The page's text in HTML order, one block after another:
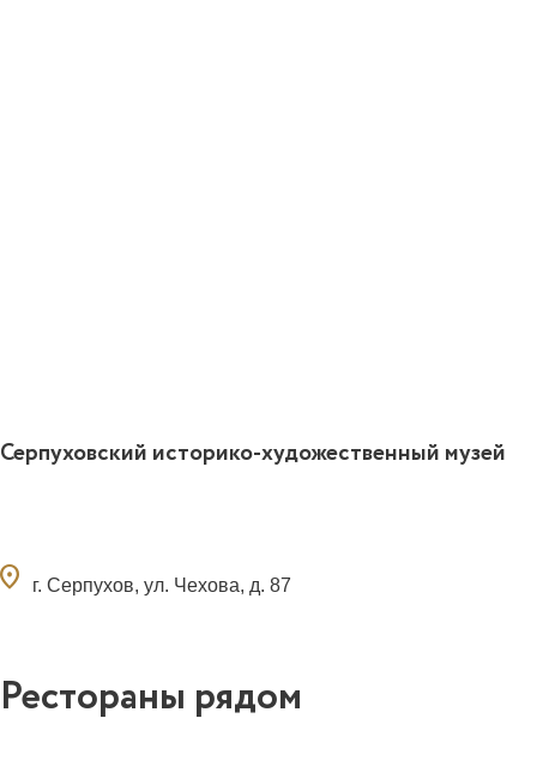
Серпуховский историко-художественный музей
г. Серпухов, ул. Чехова, д. 87
Рестораны рядом